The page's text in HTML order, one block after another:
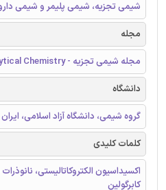
شیمی تجزیه، شیمی پلیمر و شیمی
مجله
مجله شیمی تجزیه - Journal of Analytical Chemistry
دانشگاه
گروه شیمی، دانشگاه آزاد اسلامی، ایران
کلمات کلیدی
اکسیداسیون الکتروکاتالیستی،
کابرگولین